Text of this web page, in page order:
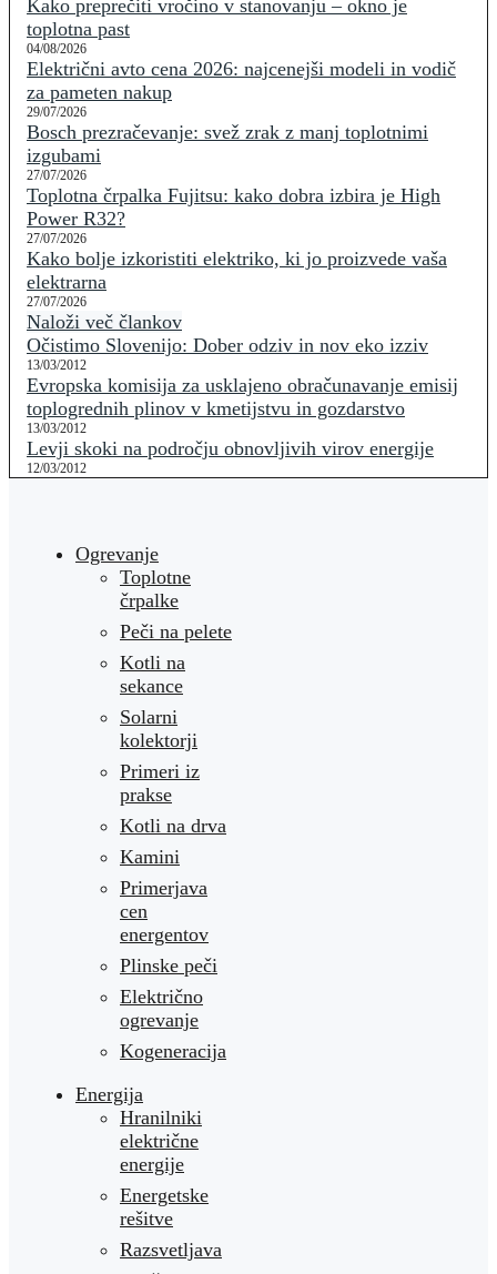
Kako preprečiti vročino v stanovanju – okno je
toplotna past
04/08/2026
Električni avto cena 2026: najcenejši modeli in vodič
za pameten nakup
29/07/2026
Bosch prezračevanje: svež zrak z manj toplotnimi
izgubami
27/07/2026
Toplotna črpalka Fujitsu: kako dobra izbira je High
Power R32?
27/07/2026
Kako bolje izkoristiti elektriko, ki jo proizvede vaša
elektrarna
27/07/2026
Naloži več člankov
Očistimo Slovenijo: Dober odziv in nov eko izziv
13/03/2012
Evropska komisija za usklajeno obračunavanje emisij
toplogrednih plinov v kmetijstvu in gozdarstvo
13/03/2012
Levji skoki na področju obnovljivih virov energije
12/03/2012
Ogrevanje
Toplotne
črpalke
Peči na pelete
Kotli na
sekance
Solarni
kolektorji
Primeri iz
prakse
Kotli na drva
Kamini
Primerjava
cen
energentov
Plinske peči
Električno
ogrevanje
Kogeneracija
Energija
Hranilniki
električne
energije
Energetske
rešitve
Razsvetljava